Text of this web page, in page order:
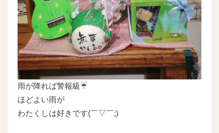
雨が降れば警報級☔
ほどよい雨が
わたくしは好きです(￣▽￣;)